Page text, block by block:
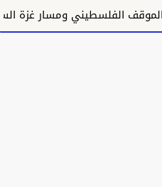
ومسار غزة السياسي